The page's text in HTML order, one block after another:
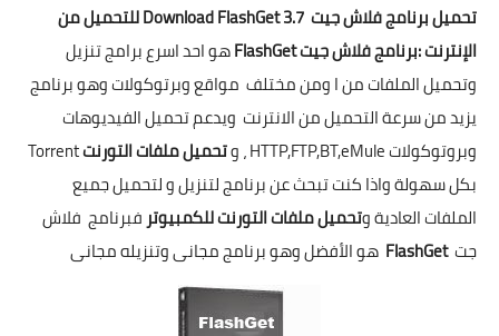
تحميل برنامج فلاش جيت Download FlashGet 3.7 للتحميل من
الإنترنت:برنامج فلاش جيت FlashGet
هو احد اسرع برامج تنزيل
وتحميل الملفات من ا ومن مختلف مواقع وبرتوكولات وهو برنامج
يزيد من سرعة التحميل من الانترنت ويدعم تحميل الفيديوهات
وبروتوكولات HTTP,FTP,BT,eMule ، و
تحميل ملفات التورنتTorrent
بكل سهولة واذا كنت تبحث عن برنامج لتنزيل و لتحميل جميع
الملفات العادية وتحميل ملفات التورنت للكمبيوترفبرنامج فلاش
جتFlashGet هو الأفضل وهو برنامج مجانى وتنزيله مجانى